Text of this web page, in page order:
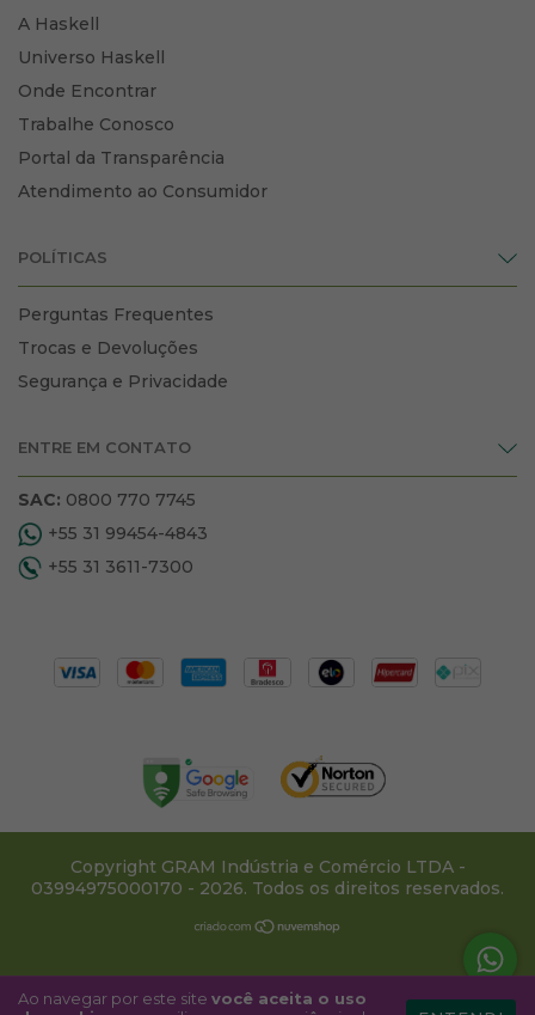
Ao navegar por este site você aceita o uso
A Haskell
Universo Haskell
Onde Encontrar
Trabalhe Conosco
Portal da Transparência
Atendimento ao Consumidor
POLÍTICAS
Perguntas Frequentes
Trocas e Devoluções
Segurança e Privacidade
ENTRE EM CONTATO
SAC: 0800 770 7745
+55 31 99454-4843
+55 31 3611-7300
Copyright GRAM Indústria e Comércio LTDA -
03994975000170 - 2026. Todos os direitos reservados.